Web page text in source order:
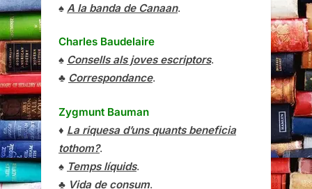
♠ A la banda de Canaan.
Charles Baudelaire
♠ Consells als joves escriptors.
♣ Correspondance.
Zygmunt Bauman
♦ La riquesa d’uns quants beneficia
tothom?.
♠ Temps líquids.
♣ Vida de consum.